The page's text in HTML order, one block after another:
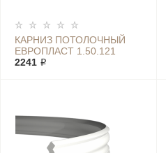
КАРНИЗ ПОТОЛОЧНЫЙ
ЕВРОПЛАСТ 1.50.121
2241 ₽